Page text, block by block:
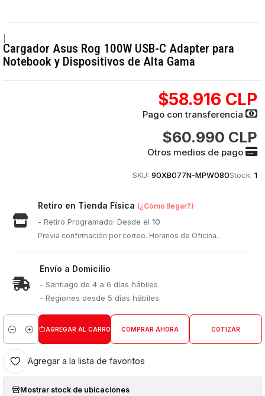
Cargador Asus Rog 100W USB-C Adapter para
Notebook y Dispositivos de Alta Gama
$58.916 CLP
Pago con transferencia
$60.990 CLP
Otros medios de pago
SKU: 90XB077N-MPW080Stock: 1
Retiro en Tienda Física (¿Cómo llegar?)
- Retiro Programado: Desde el10
Previa confirmación por correo. Horarios de Oficina.
Envío a Domicilio
- Santiago de 4 a 6 días hábiles
- Regiones desde 5 días hábiles
Cantidad
AGREGAR AL CARRO COMPRAR AHORA COTIZAR
Agregar a la lista de favoritos
Mostrar stock de ubicaciones